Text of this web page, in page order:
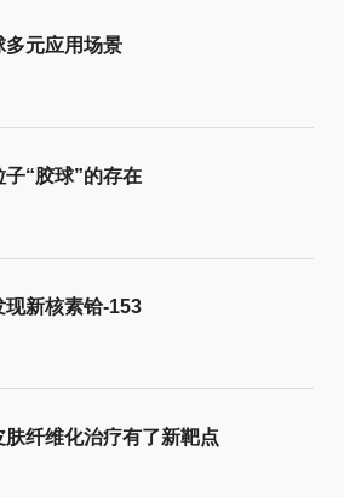
多元应用场景
“胶球”的存在
新核素铪-153
纤维化治疗有了新靶点